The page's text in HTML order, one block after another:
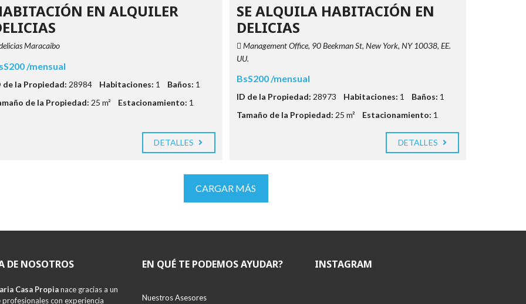
EN ALQUILER
Maracaibo
/mensual
de la Propiedad: 28984 Habitaciones: 1 Baños: 1
de la Propiedad: 25 m² Estacionamiento: 1
DETALLES
SE ALQUILA HABITACIÓN EN
DELICIAS
Management Office, 90 Beekman St, New York, NY 10038, EE.
UU.
BsS200 /mensual
ID de la Propiedad: 28973 Habitaciones: 1 Baños: 1
Tamaño de la Propiedad: 25 m² Estacionamiento: 1
DETALLES
CARGAR MÁS
DE NOSOTROS
Casa Propianace gracias a un
con experiencia
EN QUÉ TE PODEMOS AYUDAR?
Nuestros Asesores
INSTAGRAM